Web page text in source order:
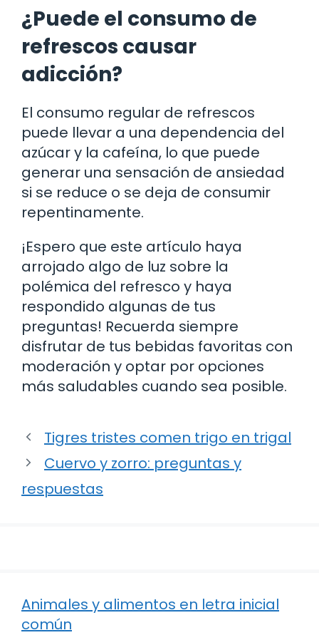
¿Puede el consumo de
refrescos causar
adicción?
El consumo regular de refrescos
puede llevar a una dependencia del
azúcar y la cafeína, lo que puede
generar una sensación de ansiedad
si se reduce o se deja de consumir
repentinamente.
¡Espero que este artículo haya
arrojado algo de luz sobre la
polémica del refresco y haya
respondido algunas de tus
preguntas! Recuerda siempre
disfrutar de tus bebidas favoritas con
moderación y optar por opciones
más saludables cuando sea posible.
Tigres tristes comen trigo en trigal
Cuervo y zorro: preguntas y
respuestas
Animales y alimentos en letra inicial
común